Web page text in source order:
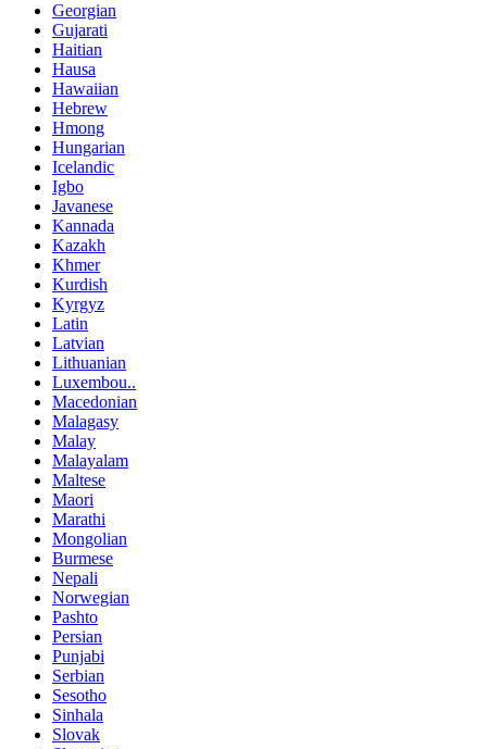
Georgian
Gujarati
Haitian
Hausa
Hawaiian
Hebrew
Hmong
Hungarian
Icelandic
Igbo
Javanese
Kannada
Kazakh
Khmer
Kurdish
Kyrgyz
Latin
Latvian
Lithuanian
Luxembou..
Macedonian
Malagasy
Malay
Malayalam
Maltese
Maori
Marathi
Mongolian
Burmese
Nepali
Norwegian
Pashto
Persian
Punjabi
Serbian
Sesotho
Sinhala
Slovak